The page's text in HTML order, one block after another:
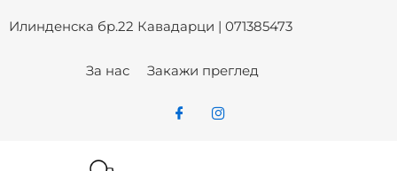
toИлинденска бр.22 Кавадарци | 071385473
За нас Закажи преглед